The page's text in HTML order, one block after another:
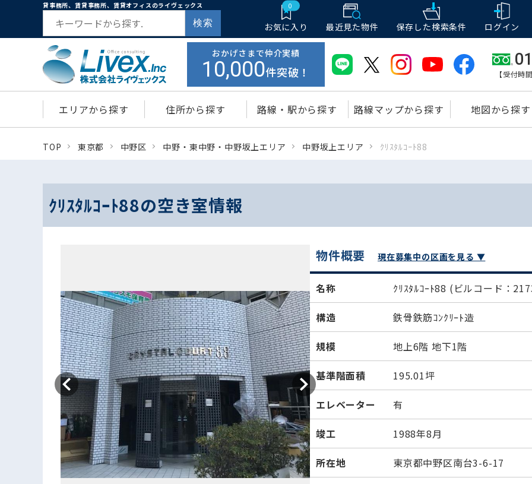
貸事務所、賃貸事務所、賃貸オフィスのライヴェックス
検索
0
お気に入り 最近見た物件 保存した検索条件 ログイン
おかげさまで仲介実績
10,000件突破！ 【受付時
エリアから探す 住所から探す 路線・駅から探す 路線マップから探す 地図から探す
TOP 東京都 中野区 中野・東中野・中野坂上エリア 中野坂上エリア ｸﾘｽﾀﾙｺｰﾄ88
ｸﾘｽﾀﾙｺｰﾄ88の空き室情報
物件概要 現在募集中の区画を見る ▼
名称 ｸﾘｽﾀﾙｺｰﾄ88 (ビルコード：
構造 鉄骨鉄筋ｺﾝｸﾘｰﾄ造
規模 地上6階 地下1階
基準階面積 195.01坪
エレベーター 有
竣工 1988年8月
所在地 東京都中野区南台3-6-17